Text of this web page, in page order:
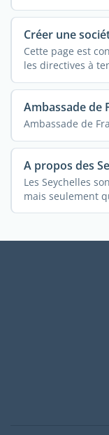
Créer une
Cette page est
les directives à
Ambassade de
Ambassade de
A propos des
Les Seychelles
mais seulement